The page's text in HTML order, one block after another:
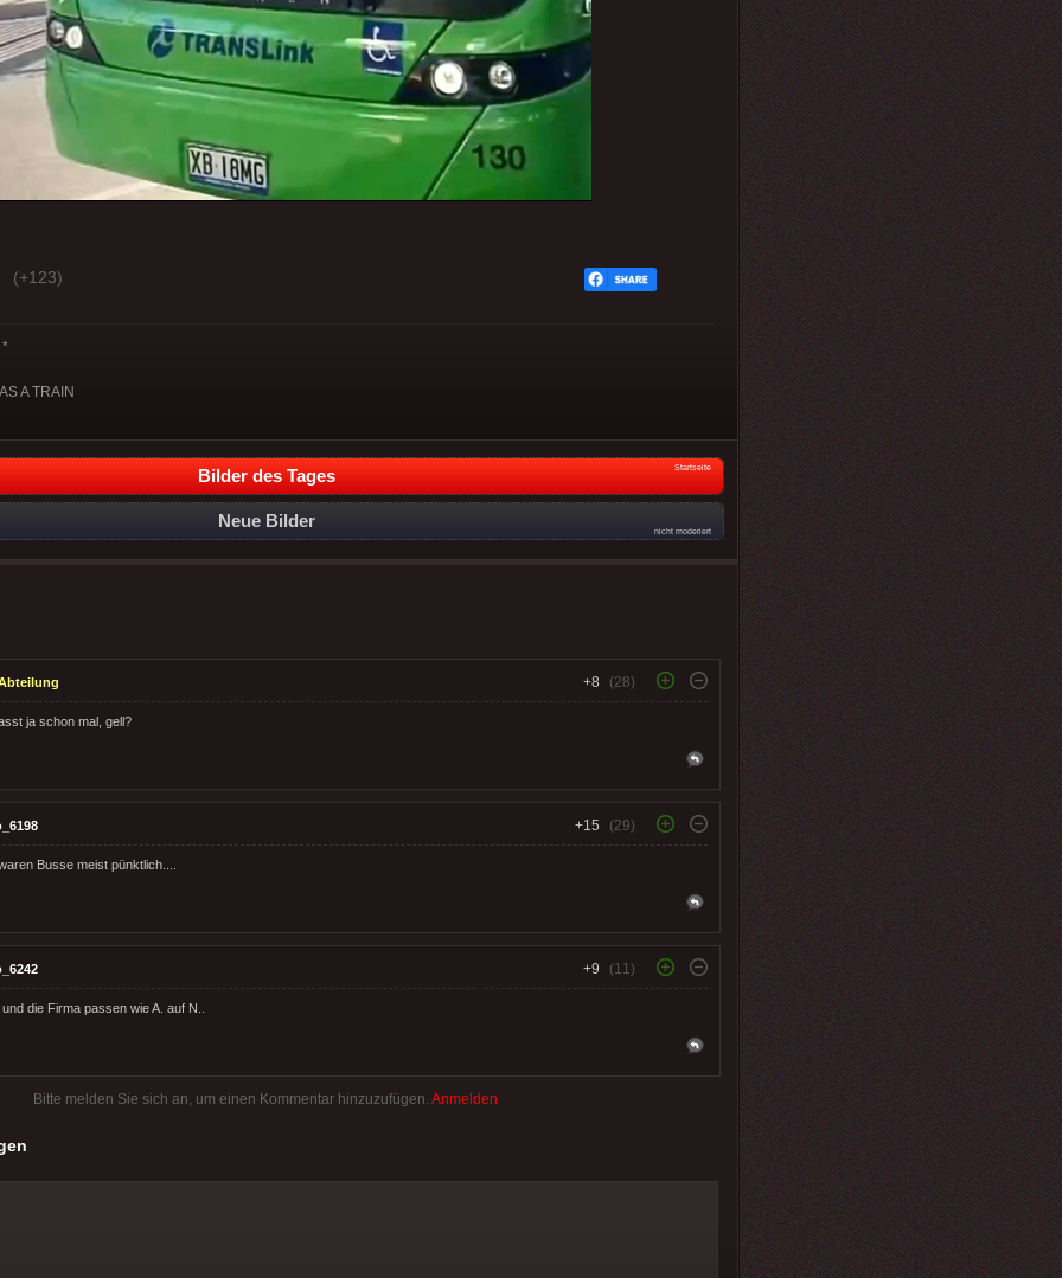
(+123)
A TRAIN
Bilder des Tages Startseite
Neue Bilder
nicht moderiert
+8 (28)
ja schon mal, gell?
+15 (29)
Busse meist pünktlich....
+9 (11)
die Firma passen wie A. auf N..
Bitte melden Sie sich an, um einen Kommentar hinzuzufügen. Anmelden